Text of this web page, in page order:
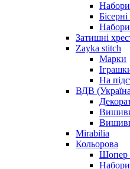
Затишні
Zayka stitch
Марки
На
ВДВ
Mirabilia
Кольорова
Шопер